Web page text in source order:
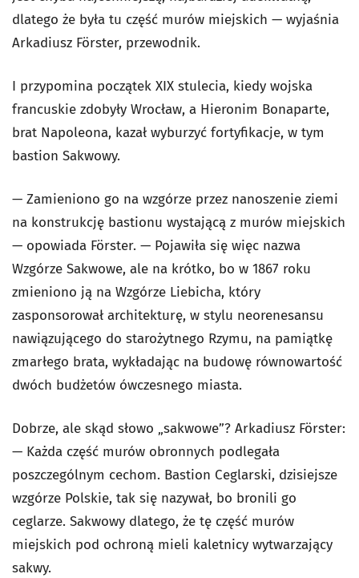
dlatego że była tu część murów miejskich — wyjaśnia
Arkadiusz Förster, przewodnik.
I przypomina początek XIX stulecia, kiedy wojska
francuskie zdobyły Wrocław, a Hieronim Bonaparte,
brat Napoleona, kazał wyburzyć fortyfikacje, w tym
bastion Sakwowy.
— Zamieniono go na wzgórze przez nanoszenie ziemi
na konstrukcję bastionu wystającą z murów miejskich
— opowiada Förster. — Pojawiła się więc nazwa
Wzgórze Sakwowe, ale na krótko, bo w 1867 roku
zmieniono ją na Wzgórze Liebicha, który
zasponsorował architekturę, w stylu neorenesansu
nawiązującego do starożytnego Rzymu, na pamiątkę
zmarłego brata, wykładając na budowę równowartość
dwóch budżetów ówczesnego miasta.
Dobrze, ale skąd słowo „sakwowe”? Arkadiusz Förster:
— Każda część murów obronnych podlegała
poszczególnym cechom. Bastion Ceglarski, dzisiejsze
wzgórze Polskie, tak się nazywał, bo bronili go
ceglarze. Sakwowy dlatego, że tę część murów
miejskich pod ochroną mieli kaletnicy wytwarzający
sakwy.